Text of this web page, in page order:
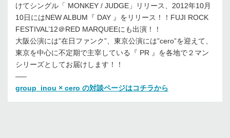
けてシングル「 MONKEY / JUDGE」リリース、2012年10月
10日にはNEW ALBUM『 DAY 』をリリース！！FUJI ROCK
FESTIVAL’12＠RED MARQUEEにも出演！！
大阪公演には”在日ファンク”、東京公演には”cero”を迎えて、
東京を中心に不定期で主宰している『 PR 』を各地で２マン
シリーズとしてお届けします！！
—–
group_inou × cero の対談ページはコチラから